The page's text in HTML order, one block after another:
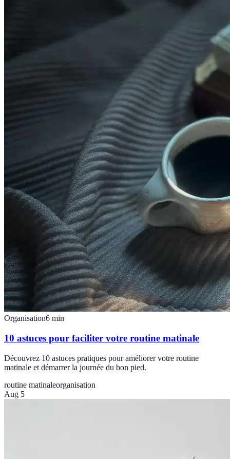
Organisation6 min
10 astuces pour faciliter votre routine matinale
Découvrez 10 astuces pratiques pour améliorer votre routine
matinale et démarrer la journée du bon pied.
routine matinaleorganisation
Aug 5